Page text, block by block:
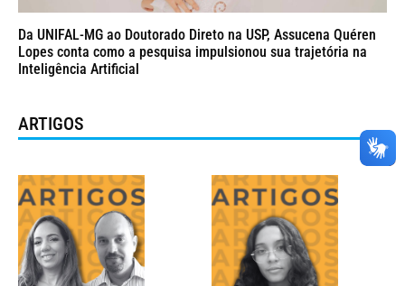
Da UNIFAL-MG ao Doutorado Direto na USP, Assucena Quéren
Lopes conta como a pesquisa impulsionou sua trajetória na
Inteligência Artificial
ARTIGOS